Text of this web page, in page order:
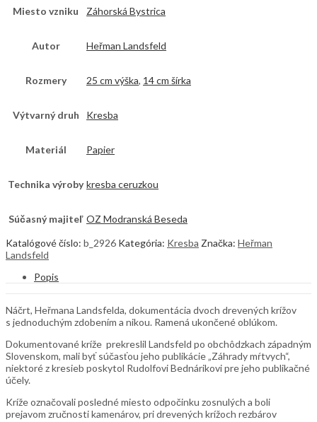
Miesto vzniku Záhorská Bystrica
Autor Heřman Landsfeld
Rozmery 25 cm výška, 14 cm šírka
Výtvarný druh Kresba
Materiál Papier
Technika výroby kresba ceruzkou
Súčasný majiteľ OZ Modranská Beseda
Katalógové číslo: b_2926 Kategória: Kresba Značka: Heřman
Landsfeld
Popis
Náčrt, Heřmana Landsfelda, dokumentácia dvoch drevených krížov
s jednoduchým zdobením a nikou. Ramená ukončené oblúkom.
Dokumentované kríže prekreslil Landsfeld po obchôdzkach západným
Slovenskom, mali byť súčasťou jeho publikácie „Záhrady mŕtvych“,
niektoré z kresieb poskytol Rudolfovi Bednárikovi pre jeho publikačné
účely.
Kríže označovali posledné miesto odpočinku zosnulých a boli
prejavom zručnosti kamenárov, pri drevených krížoch rezbárov